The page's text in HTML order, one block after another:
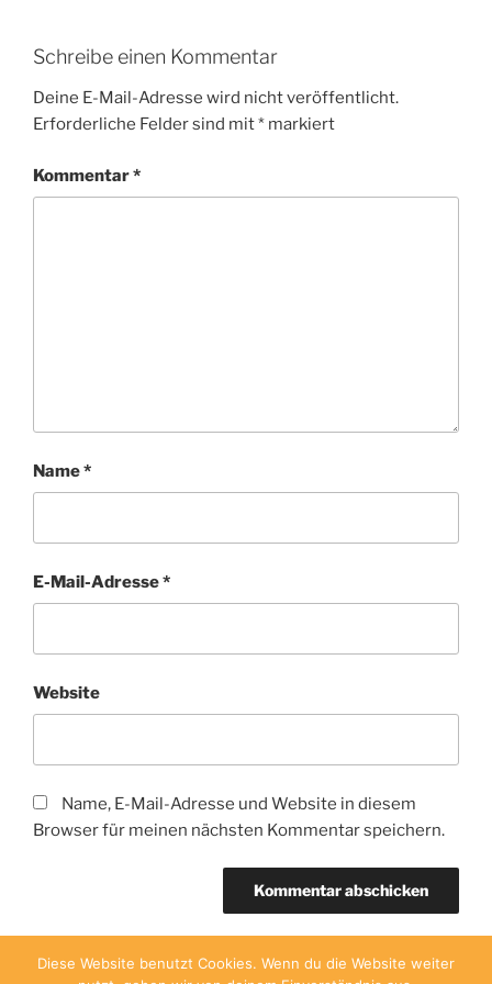
Schreibe einen Kommentar
Deine E-Mail-Adresse wird nicht veröffentlicht.
Erforderliche Felder sind mit* markiert
Kommentar*
Name*
E-Mail-Adresse*
Website
Name, E-Mail-Adresse und Website in diesem
Browser für meinen nächsten Kommentar speichern.
Diese Website benutzt Cookies. Wenn du die Website weiter